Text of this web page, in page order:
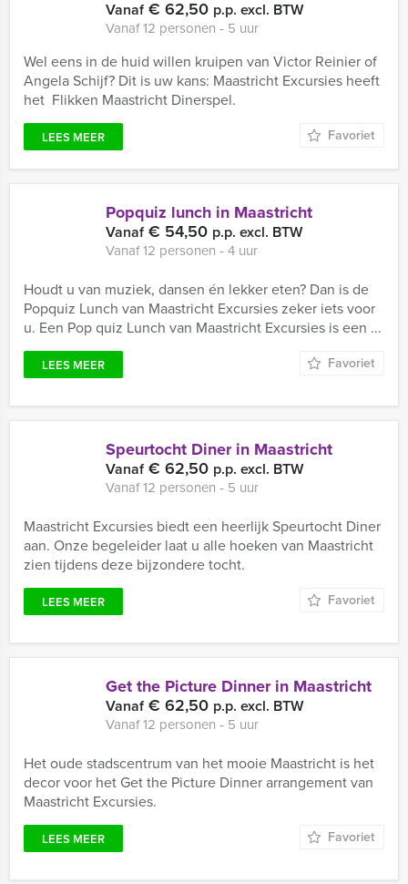
Vanaf€ 62,50 p.p. excl. BTW
Vanaf 12 personen ‐ 5 uur
Wel eens in de huid willen kruipen van Victor Reinier of
Angela Schijf? Dit is uw kans: Maastricht Excursies heeft
het Flikken Maastricht Dinerspel.
LEES MEER Favoriet
Popquiz lunch in Maastricht
Vanaf€ 54,50 p.p. excl. BTW
Vanaf 12 personen ‐ 4 uur
Houdt u van muziek, dansen én lekker eten? Dan is de
Popquiz Lunch van Maastricht Excursies zeker iets voor
u. Een Pop quiz Lunch van Maastricht Excursies is een ...
LEES MEER Favoriet
Speurtocht Diner in Maastricht
Vanaf€ 62,50 p.p. excl. BTW
Vanaf 12 personen ‐ 5 uur
Maastricht Excursies biedt een heerlijk Speurtocht Diner
aan. Onze begeleider laat u alle hoeken van Maastricht
zien tijdens deze bijzondere tocht.
LEES MEER Favoriet
Get the Picture Dinner in Maastricht
Vanaf€ 62,50 p.p. excl. BTW
Vanaf 12 personen ‐ 5 uur
Het oude stadscentrum van het mooie Maastricht is het
decor voor het Get the Picture Dinner arrangement van
Maastricht Excursies.
LEES MEER Favoriet